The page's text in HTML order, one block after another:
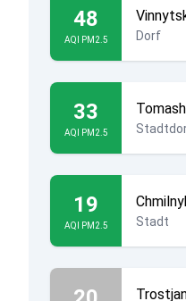
48
AQI PM2.5 Dorf
33
AQI PM2.5
19
AQI PM2.5 Stadt